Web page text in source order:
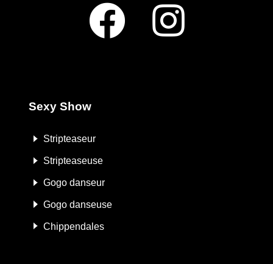
Sexy Show
Stripteaseur
Stripteaseuse
Gogo danseur
Gogo danseuse
Chippendales